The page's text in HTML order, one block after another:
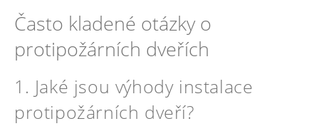
Často kladené otázky o
protipožárních dveřích
1. Jaké jsou výhody instalace
protipožárních dveří?